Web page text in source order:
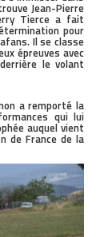
Jean-Pierre
Tierce a fait
pour
Il se classe
épreuves avec
le volant
a remporté la
qui lui
auquel vient
de France de la